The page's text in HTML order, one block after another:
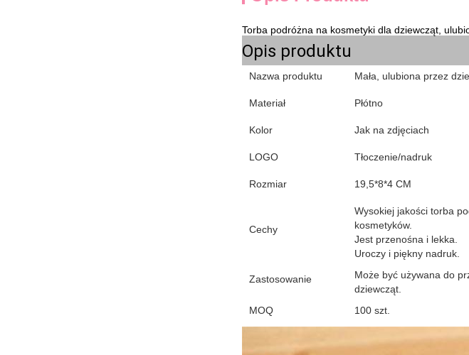
Torba podróżna na kosmetyki dla dziewcząt,
Opis produktu
Nazwa produktu Mała, ulubiona przez
Materiał Płótno
Kolor Jak na zdjęciach
LOGO Tłoczenie/nadruk
Rozmiar 19,5*8*4 CM
Cechy
Wysokiej jakości torba
kosmetyków.
Jest przenośna i lekka.
Uroczy i piękny nadruk.
Zastosowanie
Może być używana do
dziewcząt.
MOQ
100 szt.